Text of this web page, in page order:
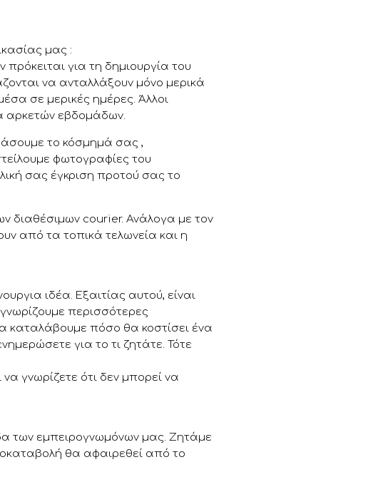
μας :
πρόκειται για τη δημιουργία του
να ανταλλάξουν μόνο μερικά
σε μερικές ημέρες. Άλλοι
αρκετών εβδομάδων.
το κόσμημά σας ,
φωτογραφίες του
σας έγκριση προτού σας το
διαθέσιμων courier. Ανάλογα με τον
από τα τοπικά τελωνεία και η
ιδέα. Εξαιτίας αυτού, είναι
περισσότερες
καταλάβουμε πόσο θα κοστίσει ένα
για το τι ζητάτε. Τότε
γνωρίζετε ότι δεν μπορεί να
των εμπειρογνωμόνων μας. Ζητάμε
θα αφαιρεθεί από το